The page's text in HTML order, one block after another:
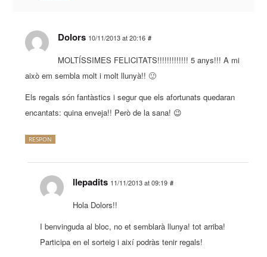
Dolors 10/11/2013 at 20:16 #
MOLTÍSSIMES FELICITATS!!!!!!!!!!!!! 5 anys!!! A mi
això em sembla molt i molt llunyà!! 🙂
Els regals són fantàstics i segur que els afortunats quedaran
encantats: quina enveja!! Però de la sana! 😉
RESPON
llepadits 11/11/2013 at 09:19 #
Hola Dolors!!
I benvinguda al bloc, no et semblarà llunya! tot arriba!
Participa en el sorteig i així podràs tenir regals!